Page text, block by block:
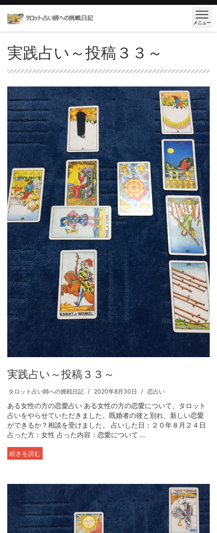
メニュー
実践占い～投稿３３～
実践占い～投稿３３～
タロット占い師への挑戦日記 2020年8月30日 恋占い
ある女性の方の恋愛占い ある女性の方の恋愛について、タロット
占いをやらせていただきました。既婚者の彼と別れ、新しい恋愛
ができるか？相談を受けました。 占いした日：２０年８月２４日
占った方：女性 占った内容：恋愛について ...
続きを読む